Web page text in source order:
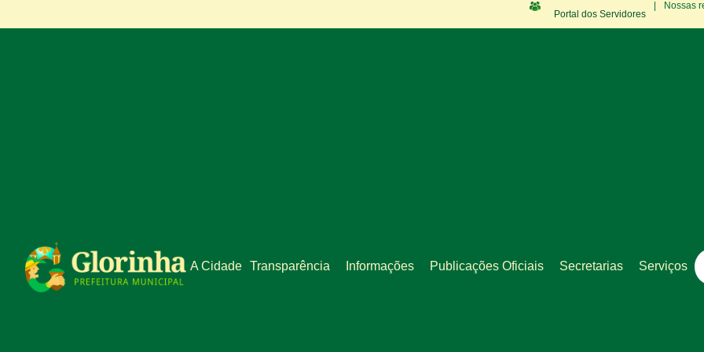
Portal dos Servidores
Nossas
A Cidade Transparência Informações Publicações Oficiais Secretarias Serviços